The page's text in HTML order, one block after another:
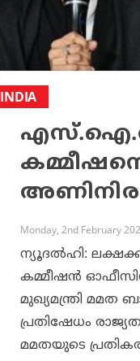
INDIA
Monday, 2nd February
ന്യൂദല്‍ഹി:
കമ്മീഷന്‍
മുഖ്യമന്ത്രി മമത
പ്രതിഷേധം
മമതയുടെ